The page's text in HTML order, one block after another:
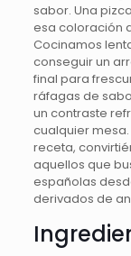
sabor. Una
esa coloración
Cocinamos
conseguir un
final para
ráfagas de
un contraste
cualquier
receta,
aquellos que
españolas
derivados de